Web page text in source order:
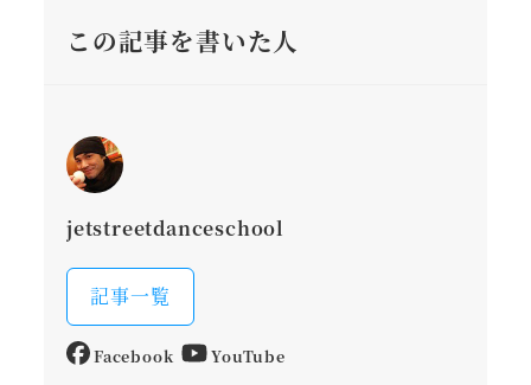
この記事を書いた人
jetstreetdanceschool
記事一覧
Facebook YouTube